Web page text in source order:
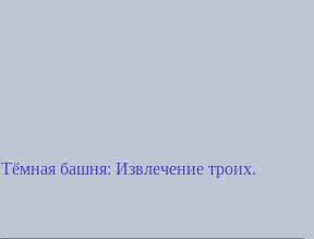
Тёмная башня: Извлечение троих.